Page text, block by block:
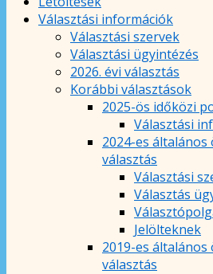
Választási információk
Választási szervek
Választási ügyintézés
2026. évi választás
Korábbi választások
2025-ös időközi
Választási
2024-es
választás
Választási
Választás
Jelölteknek
2019-es
választás